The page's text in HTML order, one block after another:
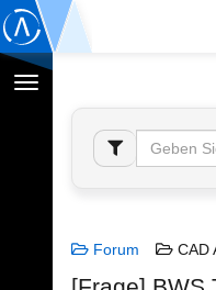
Navigation
umschalten
Forum CAD